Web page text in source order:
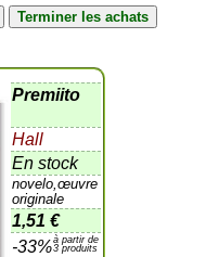
Premiito
Hall
En stock
novelo,œuvre
originale
1,51 €
-33%à partir de
3 produits